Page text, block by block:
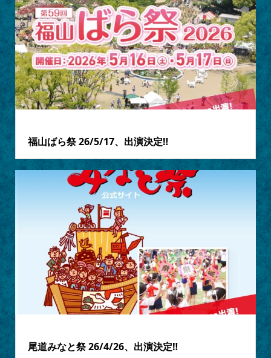
福山ばら祭 26/5/17、出演決定‼
尾道みなと祭 26/4/26、出演決定‼